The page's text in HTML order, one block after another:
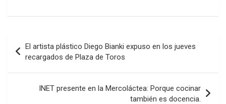
ce
o
o
k
tt
er
at
A
p
p
ke
dI
n
m
p
ar
tir
de
entradas
El artista plástico Diego Bianki expuso en los jueves
recargados de Plaza de Toros
INET presente en la Mercoláctea: Porque cocinar
también es docencia.